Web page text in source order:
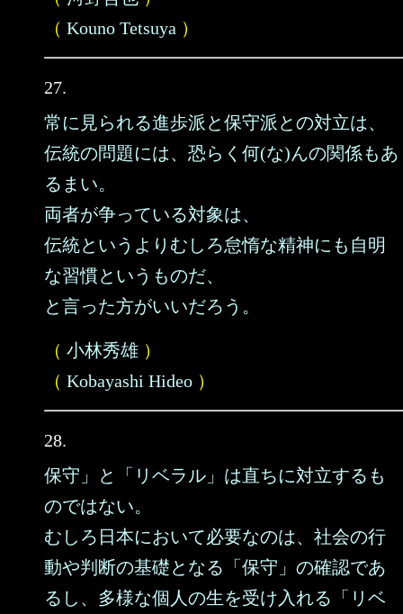
（ Kouno Tetsuya ）
27.
常に見られる進歩派と保守派との対立は、
伝統の問題には、恐らく何(な)んの関係もあ
るまい。
両者が争っている対象は、
伝統というよりむしろ怠惰な精神にも自明
な習慣というものだ、
と言った方がいいだろう。
（ 小林秀雄 ）
（ Kobayashi Hideo ）
28.
保守」と「リベラル」は直ちに対立するも
のではない。
むしろ日本において必要なのは、社会の行
動や判断の基礎となる「保守」の確認であ
るし、多様な個人の生を受け入れる「リベ